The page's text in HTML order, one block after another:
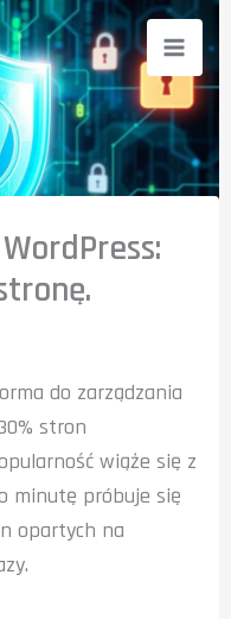
do zarządzania
stron
wiąże się z
minutę próbuje się
opartych na